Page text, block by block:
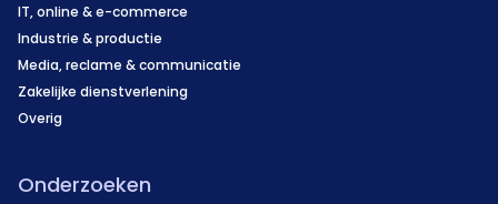
IT, online & e-commerce
Industrie & productie
Media, reclame & communicatie
Zakelijke dienstverlening
Overig
Onderzoeken